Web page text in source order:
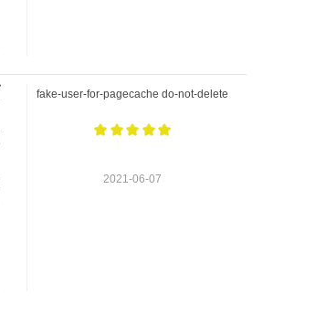
fake-user-for-pagecache do-not-delete
2021-06-07